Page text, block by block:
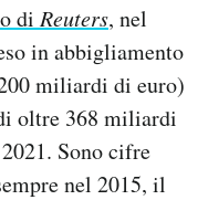
di Reuters, nel
in abbigliamento
miliardi di euro)
oltre 368 miliardi
Sono cifre
nel 2015, il